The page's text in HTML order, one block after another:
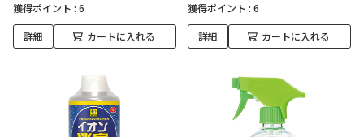
獲得ポイント : 6
詳細 カートに入れる
獲得ポイント : 6
詳細 カートに入れる